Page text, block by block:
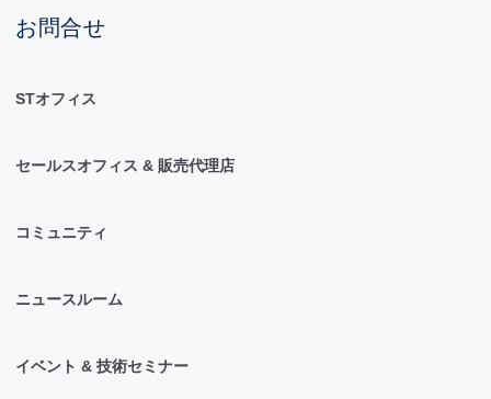
お問合せ
STオフィス
セールスオフィス & 販売代理店
コミュニティ
ニュースルーム
イベント & 技術セミナー